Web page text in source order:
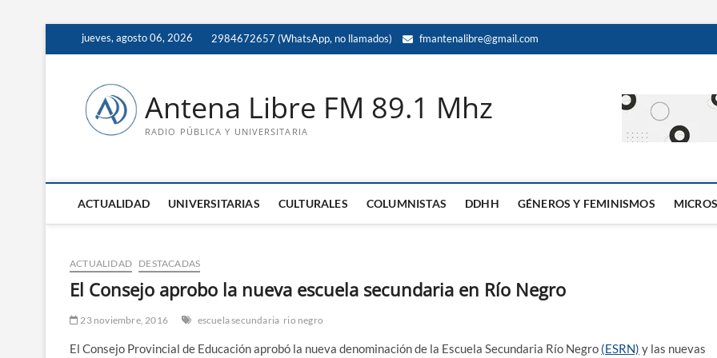
jueves, agosto 06, 2026 2984672657 (WhatsApp, no llamados) fmantenalibre@gmail.com
Antena Libre FM 89.1 Mhz
RADIO PÚBLICA Y UNIVERSITARIA
ACTUALIDAD UNIVERSITARIAS CULTURALES COLUMNISTAS DDHH GÉNEROS Y FEMINISMOS MICROS
ACTUALIDAD DESTACADAS
El Consejo aprobo la nueva escuela secundaria en Río Negro
23 noviembre, 2016 escuela secundaria rio negro
El Consejo Provincial de Educación aprobó la nueva denominación de la Escuela Secundaria Río Negro (ESRN) y las nuevas